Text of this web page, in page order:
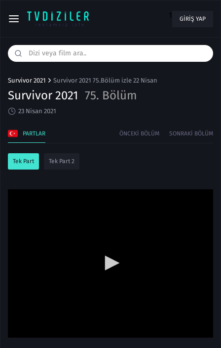
1 GIRIŞ YAP
Survivor 2021 Survivor 2021 75.Bölüm izle 22 Nisan
Survivor 2021 75. Bölüm
23 Nisan 2021
PARTLAR ÖNCEKI BÖLÜM SONRAKI BÖLÜM
Tek Part Tek Part 2